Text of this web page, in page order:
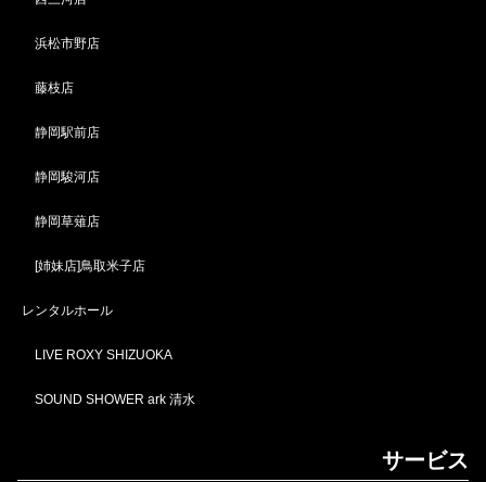
浜松市野店
藤枝店
静岡駅前店
静岡駿河店
静岡草薙店
[姉妹店]鳥取米子店
レンタルホール
LIVE ROXY SHIZUOKA
SOUND SHOWER ark 清水
サービス